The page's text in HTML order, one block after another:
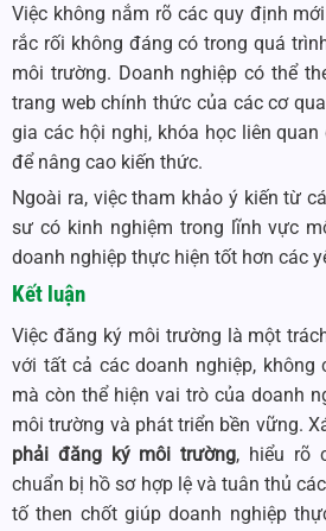
Việc không nắm rõ các quy định
rắc rối không đáng có trong quá
môi trường. Doanh nghiệp có thể
trang web chính thức của các cơ
gia các hội nghị, khóa học liên
để nâng cao kiến thức.
Ngoài ra, việc tham khảo ý kiến từ
sư có kinh nghiệm trong lĩnh vực
doanh nghiệp thực hiện tốt hơn các
Kết luận
Việc đăng ký môi trường là một
với tất cả các doanh nghiệp,
mà còn thể hiện vai trò của doanh
môi trường và phát triển bền vững.
phải đăng ký môi trường, hiểu rõ
chuẩn bị hồ sơ hợp lệ và tuân thủ
tố then chốt giúp doanh nghiệp